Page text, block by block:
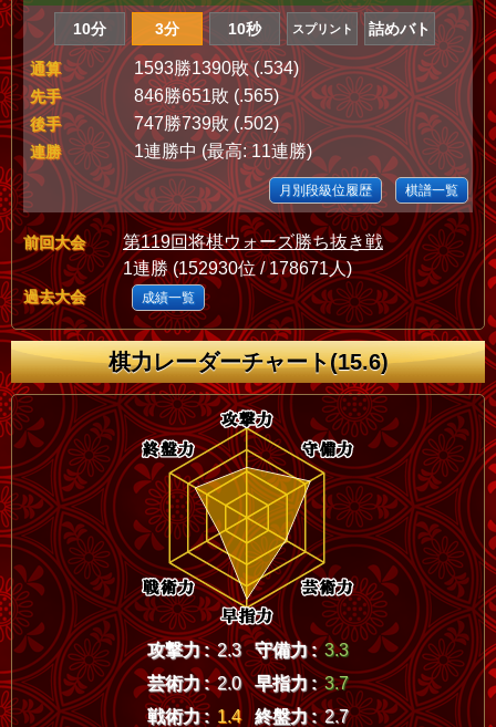
10分 3分 10秒 スプリント 詰めバト
通算 1593勝1390敗 (.534)
先手 846勝651敗 (.565)
後手 747勝739敗 (.502)
連勝 1連勝中 (最高: 11連勝)
月別段級位履歴 棋譜一覧
前回大会
第119回将棋ウォーズ勝ち抜き戦
1連勝 (152930位 / 178671人)
過去大会 成績一覧
棋力レーダーチャート(15.6)
攻撃力 : 2.3 守備力 : 3.3
芸術力 : 2.0 早指力 : 3.7
戦術力 : 1.4 終盤力 : 2.7